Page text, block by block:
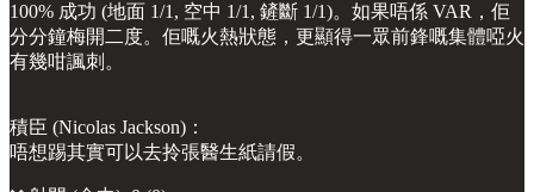
100% 成功 (地面 1/1, 空中 1/1, 鏟斷 1/1)。如果唔係 VAR，佢
分分鐘梅開二度。佢嘅火熱狀態，更顯得一眾前鋒嘅集體啞火
有幾咁諷刺。
積臣 (Nicolas Jackson)：
唔想踢其實可以去拎張醫生紙請假。